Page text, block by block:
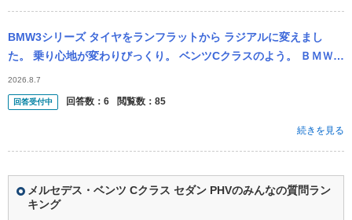
BMW3シリーズ タイヤをランフラットから ラジアルに変えまし
た。 乗り心地が変わりびっくり。 ベンツCクラスのよう。 ＢＭＷの
よさは あの 硬い感じは ランフラットから由来とわかった。 ...
2026.8.7
回答受付中 回答数： 6 閲覧数： 85
続きを見る
メルセデス・ベンツ Cクラス セダン PHVのみんなの質問ラン
キング